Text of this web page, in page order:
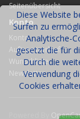
Diese Website
Surfen zu
Analytische-
gesetzt die für
Durch die
Verwendung
Cookies
Seitenübersicht
Konto
Konto
Auftragsverlauf
Wunschliste
Newsletter